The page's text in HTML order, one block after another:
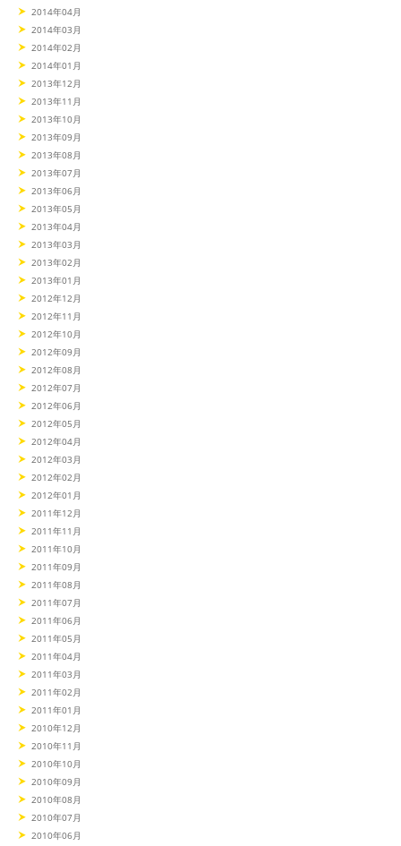
2014年04月
2014年03月
2014年02月
2014年01月
2013年12月
2013年11月
2013年10月
2013年09月
2013年08月
2013年07月
2013年06月
2013年05月
2013年04月
2013年03月
2013年02月
2013年01月
2012年12月
2012年11月
2012年10月
2012年09月
2012年08月
2012年07月
2012年06月
2012年05月
2012年04月
2012年03月
2012年02月
2012年01月
2011年12月
2011年11月
2011年10月
2011年09月
2011年08月
2011年07月
2011年06月
2011年05月
2011年04月
2011年03月
2011年02月
2011年01月
2010年12月
2010年11月
2010年10月
2010年09月
2010年08月
2010年07月
2010年06月